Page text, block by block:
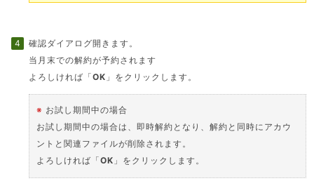
確認ダイアログ開きます。
当月末での解約が予約されます
よろしければ「OK 」をクリックします。
※ お試し期間中の場合
お試し期間中の場合は、即時解約となり、解約と同時にアカウ
ントと関連ファイルが削除されます。
よろしければ「OK 」をクリックします。